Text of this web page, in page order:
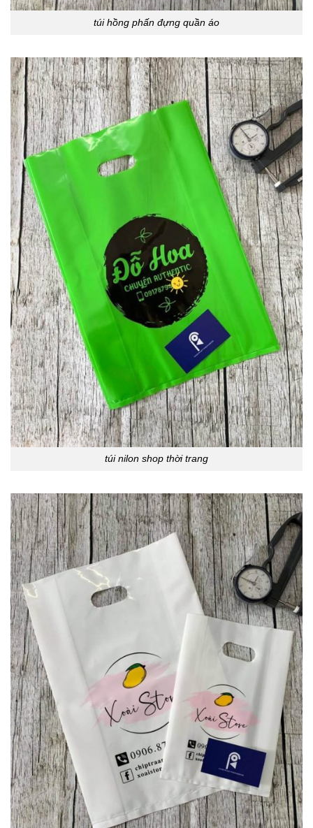
túi hồng phấn đựng quần áo
túi nilon shop thời trang